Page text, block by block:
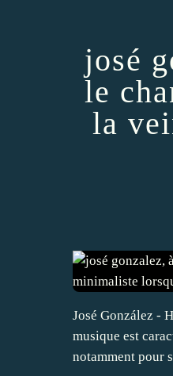
josé
le
la
José González -
musique est
notamment pour